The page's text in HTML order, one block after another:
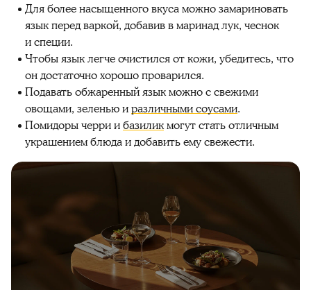
Для более насыщенного вкуса можно замариновать
язык перед варкой, добавив в маринад лук, чеснок
и специи.
Чтобы язык легче очистился от кожи, убедитесь, что
он достаточно хорошо проварился.
Подавать обжаренный язык можно с свежими
овощами, зеленью иразличными соусами.
Помидоры черри ибазиликмогут стать отличным
украшением блюда и добавить ему свежести.